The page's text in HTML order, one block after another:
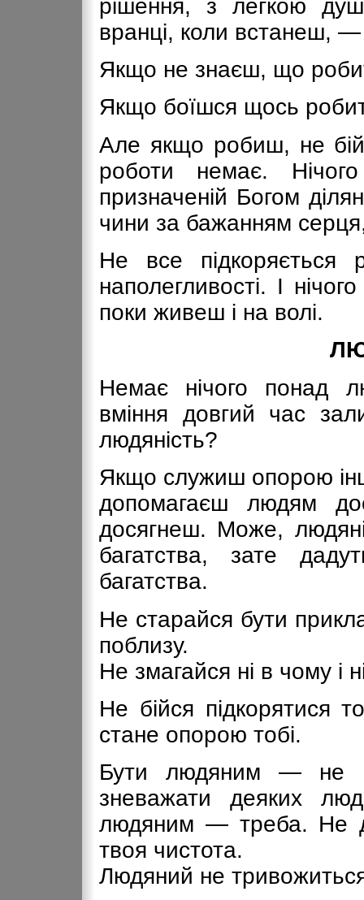
рішення, з легкою
вранці, коли встанеш, —
Якщо не знаєш, що
Якщо боїшся щось
Але якщо робиш, не
роботи немає.
призначеній Богом
чини за бажанням
Не все підкоряється
наполегливості. І
поки живеш і на волі.
Немає нічого понад
вміння довгий час
людяність?
Якщо служиш опорою
допомагаєш людям
досягнеш. Може,
багатства, зате
багатства.
Не старайся бути
поблизу.
Не змагайся ні в чому і
Не бійся підкорятися
стане опорою тобі.
Бути людяним — не
зневажати деяких
людяним — треба. Не
твоя чистота.
Людяний не